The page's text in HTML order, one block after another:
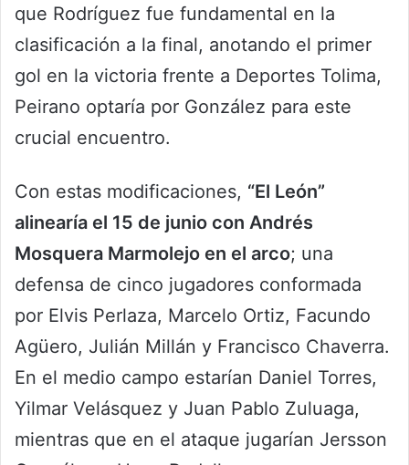
que Rodríguez fue fundamental en la
clasificación a la final, anotando el primer
gol en la victoria frente a Deportes Tolima,
Peirano optaría por González para este
crucial encuentro.
Con estas modificaciones, “El León”
alinearía el 15 de junio con Andrés
Mosquera Marmolejo en el arco; una
defensa de cinco jugadores conformada
por Elvis Perlaza, Marcelo Ortiz, Facundo
Agüero, Julián Millán y Francisco Chaverra.
En el medio campo estarían Daniel Torres,
Yilmar Velásquez y Juan Pablo Zuluaga,
mientras que en el ataque jugarían Jersson